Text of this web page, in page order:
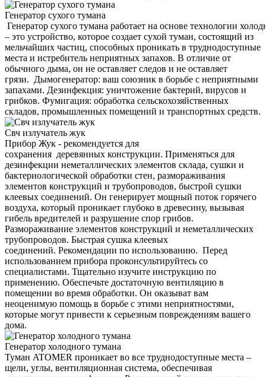
Генератор сухого тумана
Генератор сухого тумана работает на основе технологии
– это устройство, которое создает сухой туман, состоящий из
мельчайших частиц, способных проникать в труднодоступные
места и истребитель неприятных запахов. В отличие от
обычного дыма, он не оставляет следов и не оставляет
грязи. Дымогенератор: ваш союзник в борьбе с неприятными
запахами. Дезинфекция: уничтожение бактерий, вирусов и
грибков. Фумигация: обработка сельскохозяйственных
складов, промышленных помещений и транспортных средств.
Свч излучатель жук
Прибор Жук - рекомендуется для
сохранения деревянных конструкции. Применяться для
дезинфекции неметаллических элементов склада, сушки и
бактериологической обработки стен, размораживания
элементов конструкций и трубопроводов, быстрой сушки
клеевых соединений. Он генерирует мощный поток горячего
воздуха, который проникает глубоко в древесину, вызывая
гибель вредителей и разрушение спор грибов.
Размораживание элементов конструкций и неметаллических
трубопроводов. Быстрая сушка клеевых
соединений. Рекомендации по использованию. Перед
использованием прибора проконсультируйтесь со
специалистами. Тщательно изучите инструкцию по
применению. Обеспечьте достаточную вентиляцию в
помещении во время обработки. Он оказыват вам
неоценимую помощь в борьбе с этими неприятностями,
которые могут привести к серьезным повреждениям вашего
дома.
Генератор холодного тумана
Туман ATOMER проникает во все труднодоступные места –
щели, углы, вентиляционная система, обеспечивая